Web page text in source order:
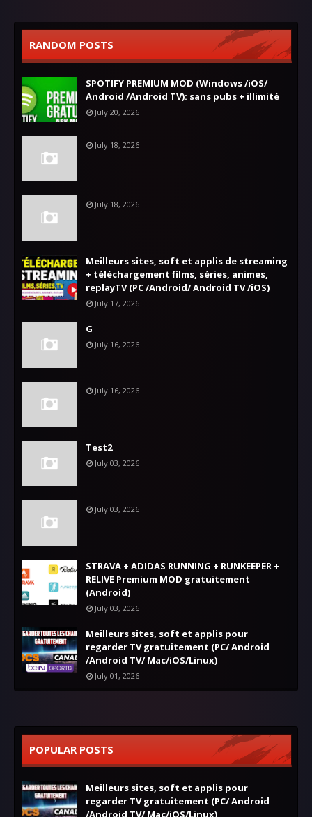
RANDOM POSTS
SPOTIFY PREMIUM MOD (Windows /iOS/
Android /Android TV): sans pubs + illimité
July 20, 2026
July 18, 2026
July 18, 2026
Meilleurs sites, soft et applis de streaming
+ téléchargement films, séries, animes,
replayTV (PC /Android/ Android TV /iOS)
July 17, 2026
G
July 16, 2026
July 16, 2026
Test2
July 03, 2026
July 03, 2026
STRAVA + ADIDAS RUNNING + RUNKEEPER +
RELIVE Premium MOD gratuitement
(Android)
July 03, 2026
Meilleurs sites, soft et applis pour
regarder TV gratuitement (PC/ Android
/Android TV/ Mac/iOS/Linux)
July 01, 2026
POPULAR POSTS
Meilleurs sites, soft et applis pour
regarder TV gratuitement (PC/ Android
/Android TV/ Mac/iOS/Linux)